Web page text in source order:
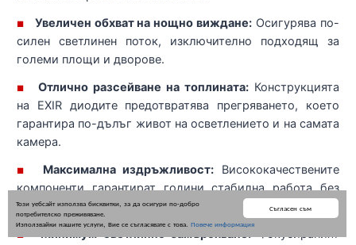
Съгласен съм
Този уебсайт използва бисквитки, за да осигури по-добро
потребителско преживяване.
Използвайки нашите услуги, Вие се съгласявате с това. Повече информация
■ Увеличен обхват на нощно виждане: Осигурява по-
силен светлинен поток, изключително подходящ за
големи площи и дворове.
■ Отлично разсейване на топлината:Конструкцията
на EXIR диодите предотвратява прегряването, което
гарантира по-дълъг живот на осветлението и на самата
камера.
■ Максимална издръжливост: Висококачествените
компоненти гарантират години стабилна работа без
деградация на диодите.
Минимум светлинно замърсяване:Фокусираният